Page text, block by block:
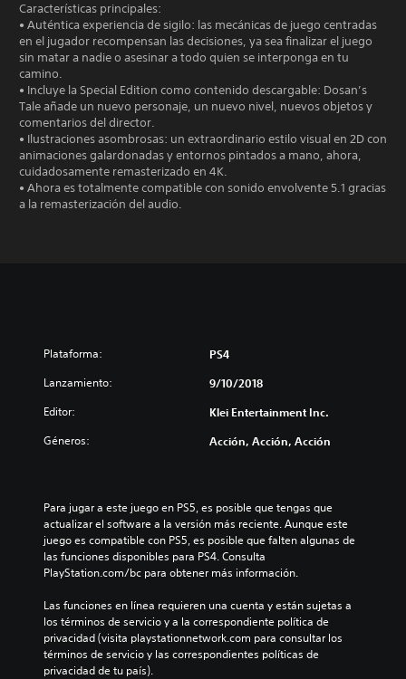
Características principales:
• Auténtica experiencia de sigilo: las mecánicas de juego centradas
en el jugador recompensan las decisiones, ya sea finalizar el juego
sin matar a nadie o asesinar a todo quien se interponga en tu
camino.
• Incluye la Special Edition como contenido descargable: Dosan’s
Tale añade un nuevo personaje, un nuevo nivel, nuevos objetos y
comentarios del director.
• Ilustraciones asombrosas: un extraordinario estilo visual en 2D con
animaciones galardonadas y entornos pintados a mano, ahora,
cuidadosamente remasterizado en 4K.
• Ahora es totalmente compatible con sonido envolvente 5.1 gracias
a la remasterización del audio.
Plataforma: PS4
Lanzamiento: 9/10/2018
Editor: Klei Entertainment Inc.
Géneros: Acción, Acción, Acción
Para jugar a este juego en PS5, es posible que tengas que
actualizar el software a la versión más reciente. Aunque este
juego es compatible con PS5, es posible que falten algunas de
las funciones disponibles para PS4. Consulta
PlayStation.com/bc para obtener más información.
Las funciones en línea requieren una cuenta y están sujetas a
los términos de servicio y a la correspondiente política de
privacidad (visita playstationnetwork.com para consultar los
términos de servicio y las correspondientes políticas de
privacidad de tu país).